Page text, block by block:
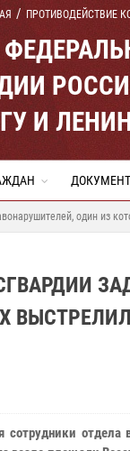
ПРОТИВОДЕЙСТВИЕ
И
один из
сотрудники отдела